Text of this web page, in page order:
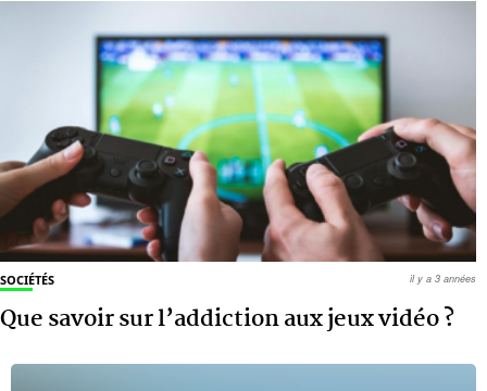
SOCIÉTÉS
Que savoir sur l’addiction aux jeux vidéo ?
il y a 3 années